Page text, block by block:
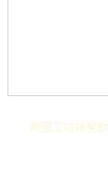
地图工坊领奖励